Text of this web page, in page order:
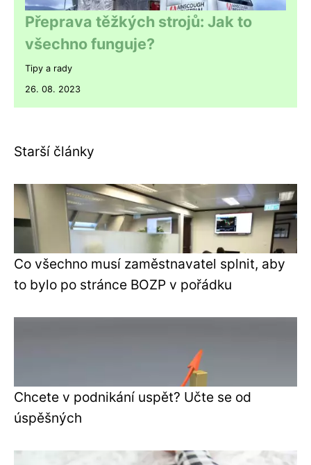
Přeprava těžkých strojů: Jak to
všechno funguje?
Tipy a rady
26. 08. 2023
Starší články
Co všechno musí zaměstnavatel splnit, aby
to bylo po stránce BOZP v pořádku
Chcete v podnikání uspět? Učte se od
úspěšných